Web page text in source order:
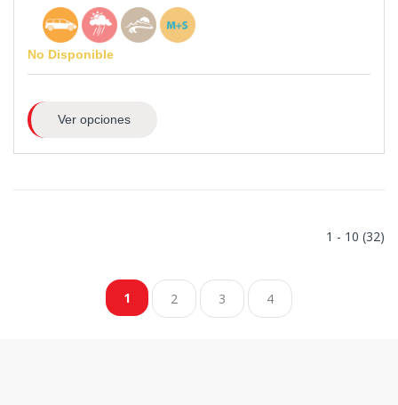
No Disponible
Ver opciones
1 - 10 (32)
1 2 3 4